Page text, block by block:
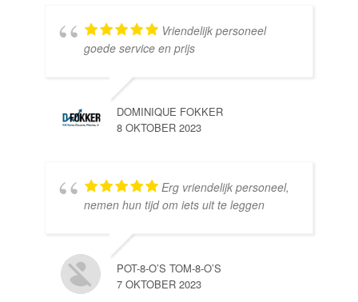
Vriendelijk personeel
goede service en prijs
DOMINIQUE FOKKER
8 OKTOBER 2023
Erg vriendelijk personeel,
nemen hun tijd om iets uit te leggen
POT-8-O’S TOM-8-O’S
7 OKTOBER 2023